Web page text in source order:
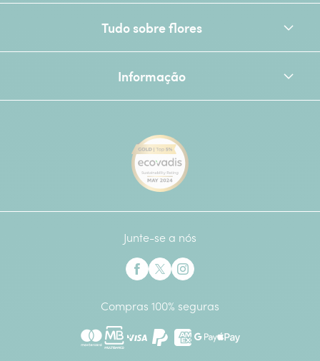
Tudo sobre flores
Informação
Junte-se a nós
Compras 100% seguras
MastercardMultibancoPaypalAmerican Express
Google Pay
Apple Pay